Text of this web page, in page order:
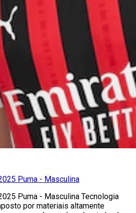
Puma - Masculina
Puma - Masculina Tecnologia
por materiais altamente